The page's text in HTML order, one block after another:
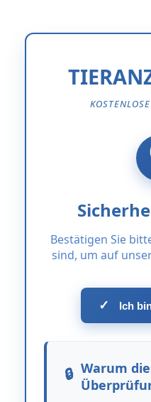
Bestätigen Sie
sind, um auf
✓ Ich
Warum